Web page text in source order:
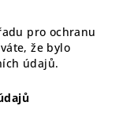
pro ochranu
že bylo
údajů.